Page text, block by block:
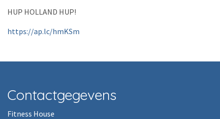
HUP HOLLAND HUP!
https://ap.lc/hmKSm
Contactgegevens
Fitness House